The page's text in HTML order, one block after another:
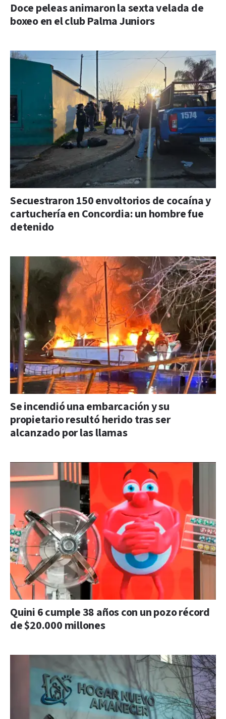
Doce peleas animaron la sexta velada de
boxeo en el club Palma Juniors
Secuestraron 150 envoltorios de cocaína y
cartuchería en Concordia: un hombre fue
detenido
Se incendió una embarcación y su
propietario resultó herido tras ser
alcanzado por las llamas
Quini 6 cumple 38 años con un pozo récord
de $20.000 millones